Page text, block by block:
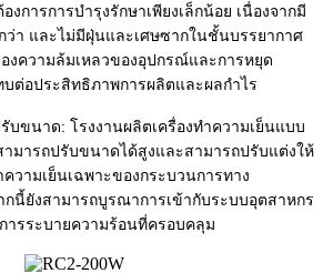
การการบำรุงรักษาเพียงเล็กน้อย เนื่องจากมี
า และไม่มีฝุ่นและเศษซากในชั้นบรรยากาศ
งความล้มเหลวของอุปกรณ์และการหยุด
ต่อประสิทธิภาพการผลิตและผลกำไร
บขนาด: โรงงานผลิตเครื่องทำความเย็นแบบ
มารถปรับขนาดได้สูงและสามารถปรับแต่งให้
วามเย็นเฉพาะของกระบวนการทาง
กนี้ยังสามารถบูรณาการเข้ากับระบบอุตสาหกร
ารระบายความร้อนที่ครอบคลุม